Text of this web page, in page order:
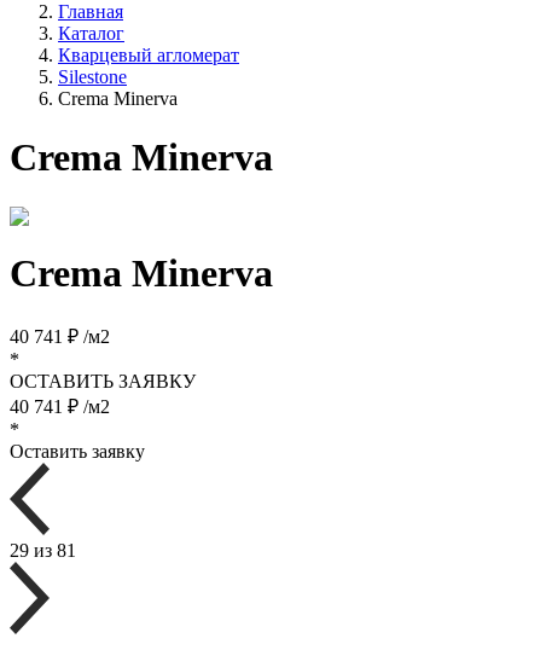
Главная
Каталог
Кварцевый агломерат
Silestone
Crema Minerva
Crema Minerva
Crema Minerva
40 741 ₽ /м2
*
ОСТАВИТЬ ЗАЯВКУ
40 741 ₽ /м2
*
Оставить заявку
29 из 81